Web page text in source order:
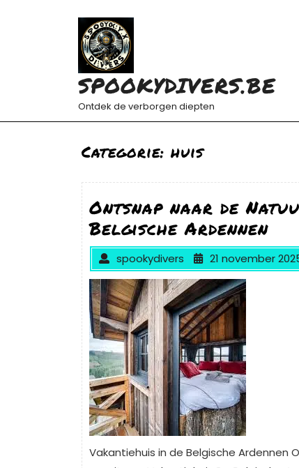
SPOOKYDIVERS.BE
Ontdek de verborgen diepten
Categorie: huis
Ontsnap naar de
Belgische Ardennen
spookydivers 21 november
Vakantiehuis in de Belgische Ardennen